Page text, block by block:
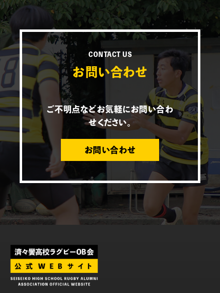
CONTACT US
お問い合わせ
ご不明点などお気軽にお問い合わ
せください。
お問い合わせ